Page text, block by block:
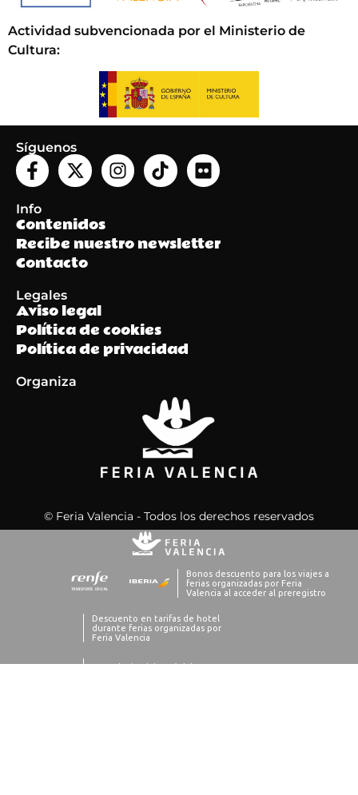
Actividad subvencionada por el Ministerio de
Cultura:
Síguenos
Info
Contenidos
Recibe nuestro newsletter
Contacto
Legales
Aviso legal
Política de cookies
Política de privacidad
Organiza
© Feria Valencia - Todos los derechos reservados